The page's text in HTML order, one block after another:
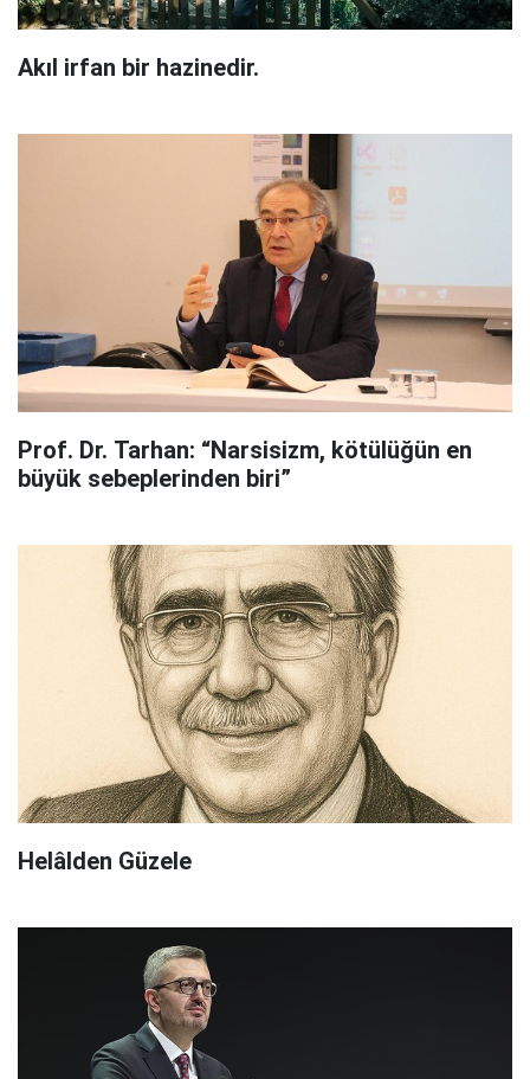
Akıl irfan bir hazinedir.
Prof. Dr. Tarhan: “Narsisizm, kötülüğün en
büyük sebeplerinden biri”
Helâlden Güzele